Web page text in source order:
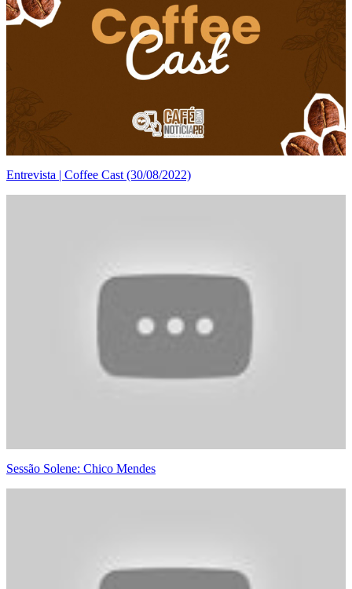
Entrevista | Coffee Cast (30/08/2022)
Sessão Solene: Chico Mendes